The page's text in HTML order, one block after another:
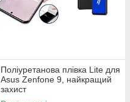
Поліуретанова плівка Lite для
Asus Zenfone 9, найкращий
захист